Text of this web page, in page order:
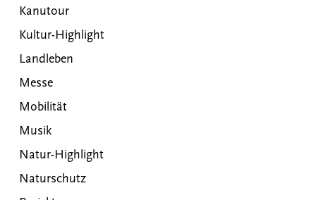
Kanutour
Kultur-Highlight
Landleben
Messe
Mobilität
Musik
Natur-Highlight
Naturschutz